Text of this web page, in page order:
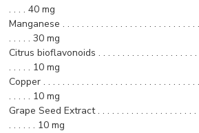
. . . . 40 mg
Manganese . . . . . . . . . . . . . . . . . . . . . . . . . . . .
. . . . . 30 mg
Citrus bioflavonoids . . . . . . . . . . . . . . . . . . . . .
. . . . . 10 mg
Copper . . . . . . . . . . . . . . . . . . . . . . . . . . . . . . . .
. . . . . 10 mg
Grape Seed Extract . . . . . . . . . . . . . . . . . . . . .
. . . . . . 10 mg